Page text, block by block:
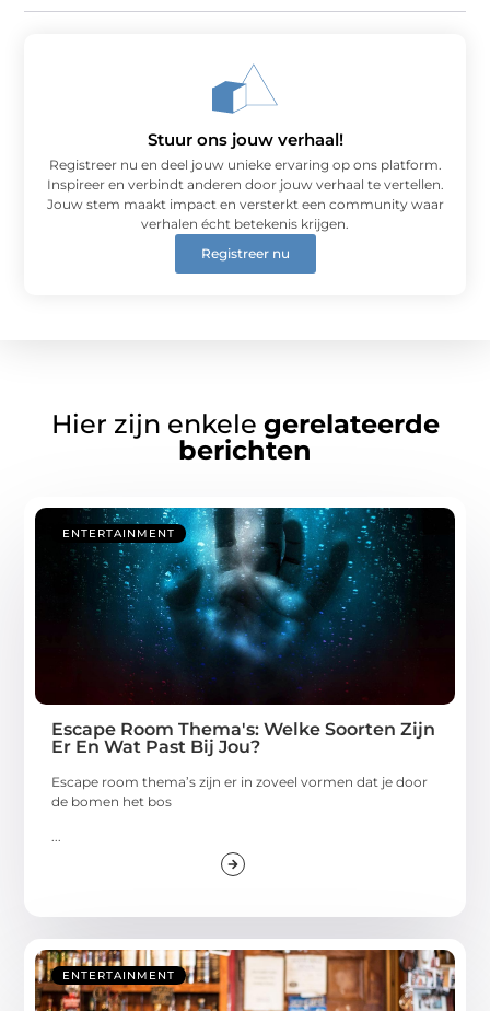
Stuur ons jouw verhaal!
Registreer nu en deel jouw unieke ervaring op ons platform.
Inspireer en verbindt anderen door jouw verhaal te vertellen.
Jouw stem maakt impact en versterkt een community waar
verhalen écht betekenis krijgen.
Registreer nu
Hier zijn enkele gerelateerde
berichten
ENTERTAINMENT
Escape Room Thema's: Welke Soorten Zijn
Er En Wat Past Bij Jou?
Escape room thema’s zijn er in zoveel vormen dat je door
de bomen het bos
...
ENTERTAINMENT